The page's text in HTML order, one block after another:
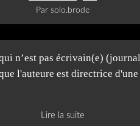
Par solo.brode
n’est pas écrivain(e)
l'auteure est directrice
Lire la suite